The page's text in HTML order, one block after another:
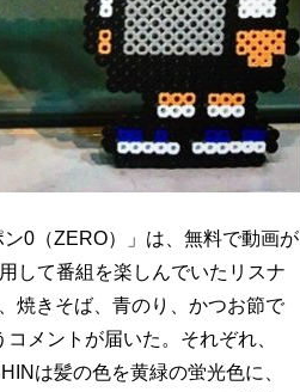
0（ZERO）」は、無料で動画が
して番組を楽しんでいたリスナ
焼きそば、青のり、かつお節で
メントが届いた。それぞれ、
は髪の色を黄緑の蛍光色に、